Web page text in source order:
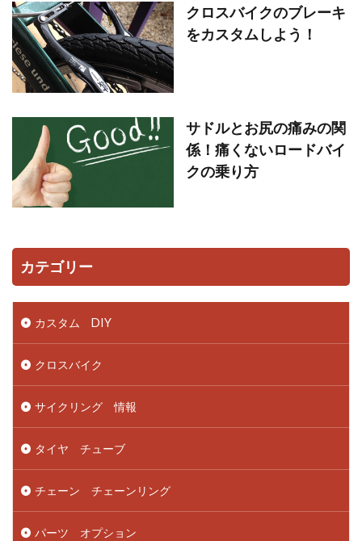
クロスバイクのブレーキ
をカスタムしよう！
サドルとお尻の痛みの関
係！痛くないロードバイ
クの乗り方
カテゴリー
カスタム DIY
クロスバイク
サイクリング 情報
タイヤ チューブ
チェーン チェーンリング
パーツ オプション